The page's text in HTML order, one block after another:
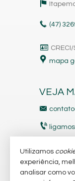
(47)
mapa
VEJA
Utilizamos
experiência,
analisar como